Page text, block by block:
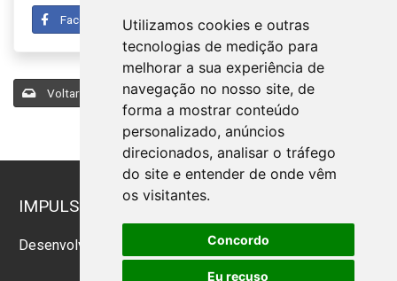
Utilizamos cookies e outras
tecnologias de medição para
melhorar a sua experiência de
navegação no nosso site, de
forma a mostrar conteúdo
personalizado, anúncios
direcionados, analisar o tráfego
do site e entender de onde vêm
os visitantes.
Concordo
Eu recuso
Facebook Twitter Linkedin
Voltar para a listagem de notícias
IMPULSIONANDO O CRESCIMENTO: NEGÓCIOS
& SUCESSO!
Desenvolvido por Sitecontabil2026. Todos os direitos
reservados.